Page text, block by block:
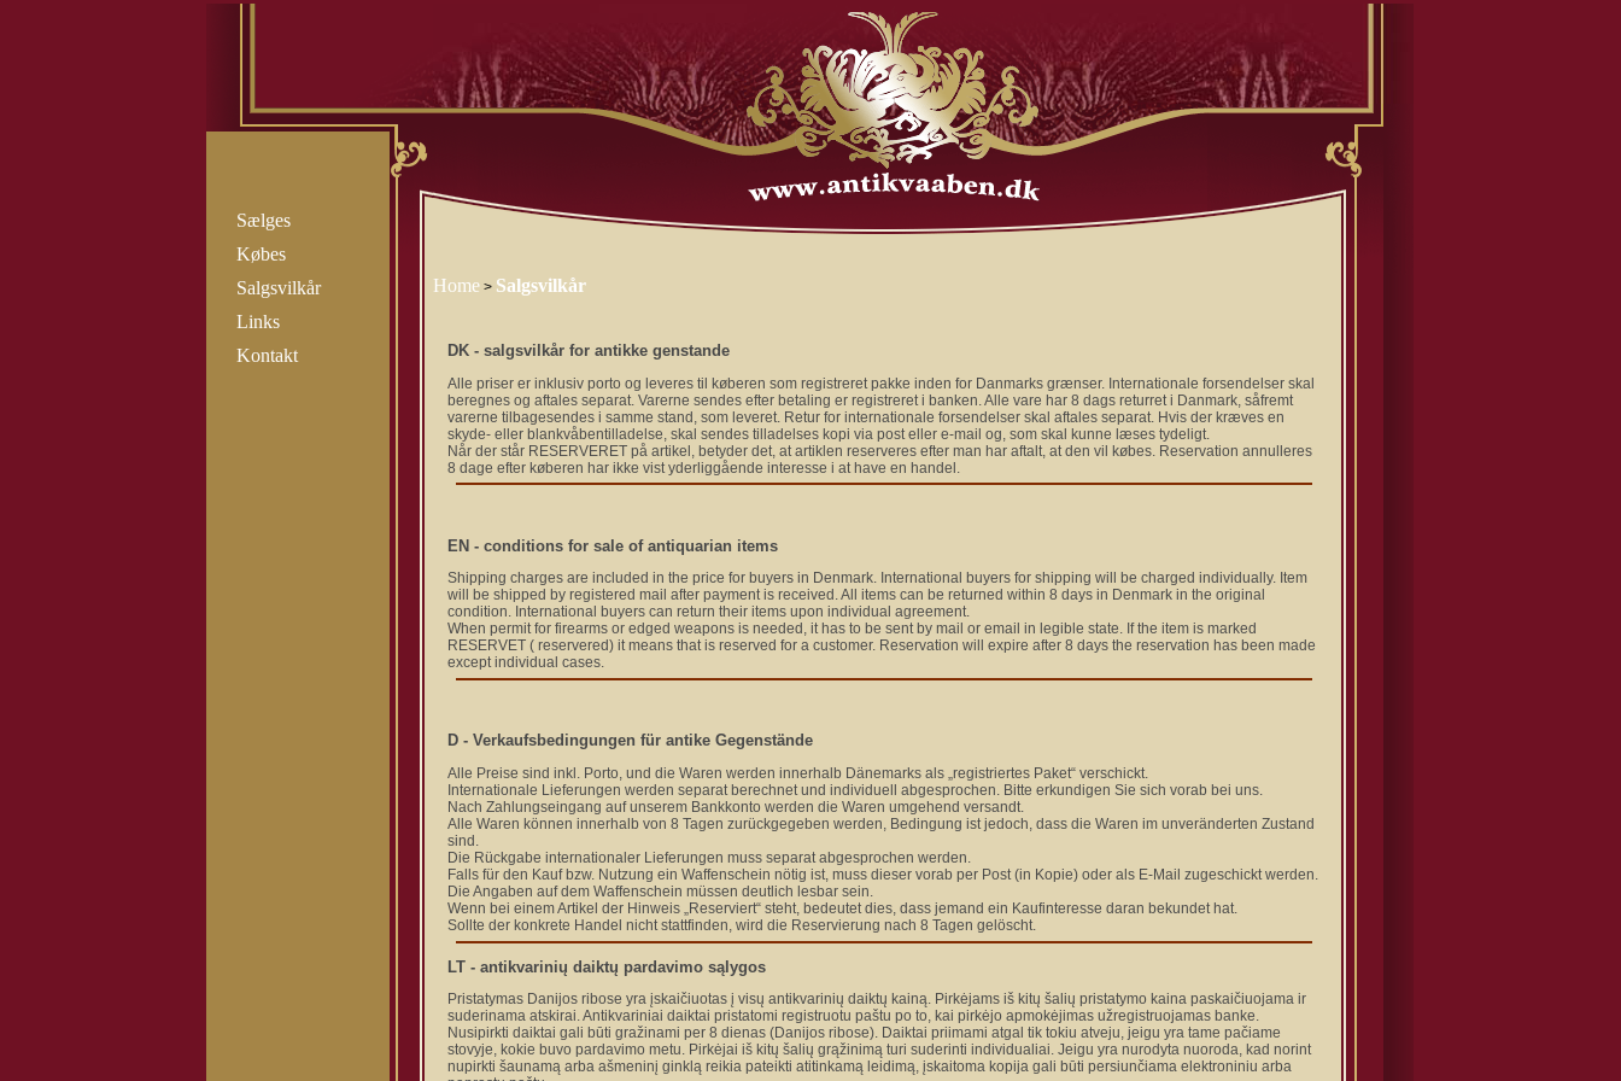
Sælges
Købes
Salgsvilkår
Links
Kontakt
Home > Salgsvilkår
DK - salgsvilkår for antikke genstande
Alle priser er inklusiv porto og leveres til køberen som registreret pakke inden for Danmarks grænser. Internationale forsendelser skal
beregnes og aftales separat. Varerne sendes efter betaling er registreret i banken. Alle vare har 8 dags returret i Danmark, såfremt
varerne tilbagesendes i samme stand, som leveret. Retur for internationale forsendelser skal aftales separat. Hvis der kræves en
skyde- eller blankvåbentilladelse, skal sendes tilladelses kopi via post eller e-mail og, som skal kunne læses tydeligt.
Når der står RESERVERET på artikel, betyder det, at artiklen reserveres efter man har aftalt, at den vil købes. Reservation annulleres
8 dage efter køberen har ikke vist yderliggående interesse i at have en handel.
EN - conditions for sale of antiquarian items
Shipping charges are included in the price for buyers in Denmark. International buyers for shipping will be charged individually. Item
will be shipped by registered mail after payment is received. All items can be returned within 8 days in Denmark in the original
condition. International buyers can return their items upon individual agreement.
When permit for firearms or edged weapons is needed, it has to be sent by mail or email in legible state. If the item is marked
RESERVET ( reservered) it means that is reserved for a customer. Reservation will expire after 8 days the reservation has been made
except individual cases.
D - Verkaufsbedingungen für antike Gegenstände
Alle Preise sind inkl. Porto, und die Waren werden innerhalb Dänemarks als „registriertes Paket“ verschickt.
Internationale Lieferungen werden separat berechnet und individuell abgesprochen. Bitte erkundigen Sie sich vorab bei uns.
Nach Zahlungseingang auf unserem Bankkonto werden die Waren umgehend versandt.
Alle Waren können innerhalb von 8 Tagen zurückgegeben werden, Bedingung ist jedoch, dass die Waren im unveränderten Zustand
sind.
Die Rückgabe internationaler Lieferungen muss separat abgesprochen werden.
Falls für den Kauf bzw. Nutzung ein Waffenschein nötig ist, muss dieser vorab per Post (in Kopie) oder als E-Mail zugeschickt werden.
Die Angaben auf dem Waffenschein müssen deutlich lesbar sein.
Wenn bei einem Artikel der Hinweis „Reserviert“ steht, bedeutet dies, dass jemand ein Kaufinteresse daran bekundet hat.
Sollte der konkrete Handel nicht stattfinden, wird die Reservierung nach 8 Tagen gelöscht.
LT - antikvarinių daiktų pardavimo sąlygos
Pristatymas Danijos ribose yra įskaičiuotas į visų antikvarinių daiktų kainą. Pirkėjams iš kitų šalių pristatymo kaina paskaičiuojama ir
suderinama atskirai. Antikvariniai daiktai pristatomi registruotu paštu po to, kai pirkėjo apmokėjimas užregistruojamas banke.
Nusipirkti daiktai gali būti gražinami per 8 dienas (Danijos ribose). Daiktai priimami atgal tik tokiu atveju, jeigu yra tame pačiame
stovyje, kokie buvo pardavimo metu. Pirkėjai iš kitų šalių grąžinimą turi suderinti individualiai. Jeigu yra nurodyta nuoroda, kad norint
nupirkti šaunamą arba ašmeninį ginklą reikia pateikti atitinkamą leidimą, įskaitoma kopija gali būti persiunčiama elektroniniu arba